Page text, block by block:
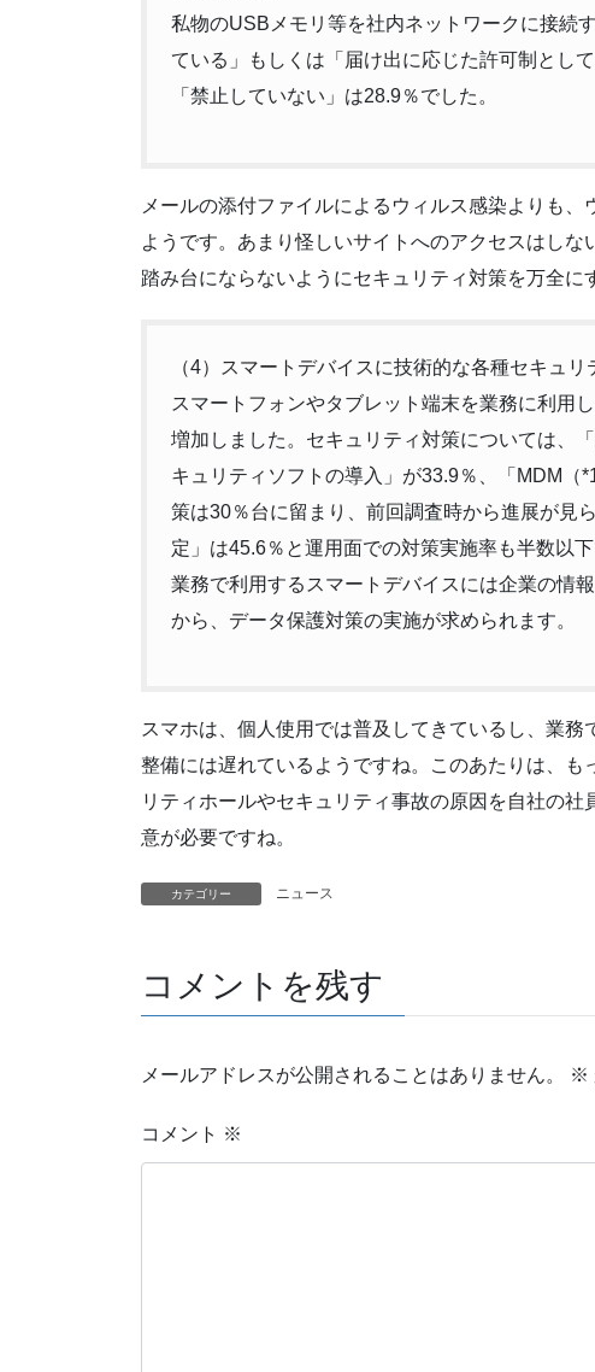
私物のUSBメモリ等を社内ネットワークに接続
ている」もしくは「届け出に応じた許可制とし
「禁止していない」は28.9％でした。
メールの添付ファイルによるウィルス感染よりも
ようです。あまり怪しいサイトへのアクセスはし
踏み台にならないようにセキュリティ対策を万全に
（4）スマートデバイスに技術的な各種セキュ
スマートフォンやタブレット端末を業務に利用
増加しました。セキュリティ対策については、
キュリティソフトの導入」が33.9％、「MDM
策は30％台に留まり、前回調査時から進展が見
定」は45.6％と運用面での対策実施率も半数以下
業務で利用するスマートデバイスには企業の情
から、データ保護対策の実施が求められます。
スマホは、個人使用では普及してきているし、業
整備には遅れているようですね。このあたりは、も
リティホールやセキュリティ事故の原因を自社の
意が必要ですね。
カテゴリー ニュース
コメントを残す
メールアドレスが公開されることはありません。 ※
コメント ※